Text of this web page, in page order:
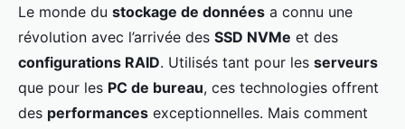
Comment choisir un SSD NVMe
pour une configuration RAID 0?
Lucas•18 septembre 2024•6 min de lecture
Le monde du stockage de données a connu une
révolution avec l’arrivée des SSD NVMe et des
configurations RAID. Utilisés tant pour les serveurs
que pour les PC de bureau, ces technologies offrent
des performances exceptionnelles. Mais comment